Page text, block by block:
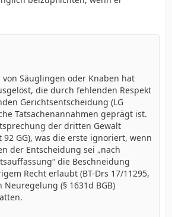
von Säuglingen oder Knaben hat
die durch fehlenden Respekt
Gerichtsentscheidung (LG
Tatsachenannahmen geprägt ist.
der dritten Gewalt
GG), was die erste ignoriert, wenn
der Entscheidung sei „nach
die Beschneidung
Recht erlaubt (BT-Drs 17/11295,
(§ 1631d BGB)